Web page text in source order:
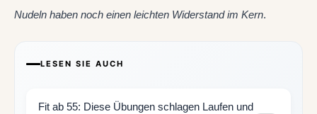
Nudeln haben noch einen leichten Widerstand im Kern.
LESEN SIE AUCH
Fit ab 55: Diese Übungen schlagen Laufen und